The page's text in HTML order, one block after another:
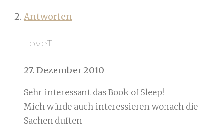
Antworten
LoveT.
27. Dezember 2010
Sehr interessant das Book of Sleep!
Mich würde auch interessieren wonach die
Sachen duften